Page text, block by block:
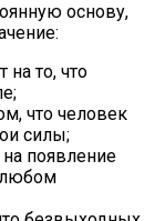
основу,
на то, что
что человек
силы;
появление
любом